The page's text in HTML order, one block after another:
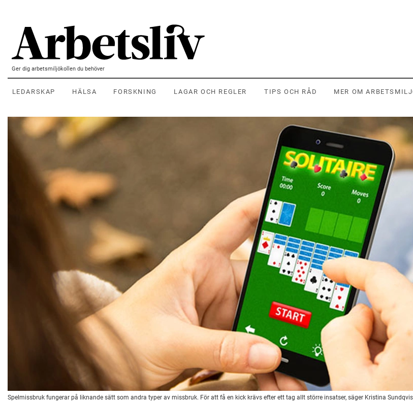
Ger dig arbetsmiljökollen du behöver
LEDARSKAP HÄLSA FORSKNING LAGAR OCH REGLER TIPS OCH RÅD MER OM
Spelmissbruk fungerar på liknande sätt som andra typer av missbruk. För att få en kick krävs efter ett tag allt större insatser, säger Kristina